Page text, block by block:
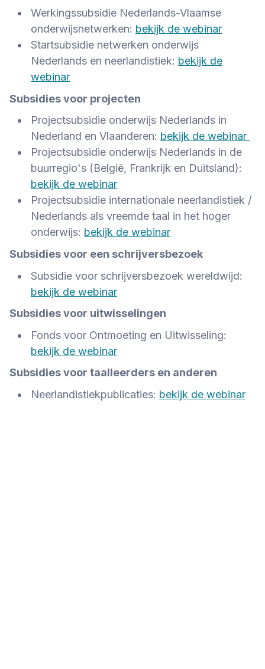
Werkingssubsidie Nederlands-Vlaamse
onderwijsnetwerken: bekijk de webinar
Startsubsidie netwerken onderwijs
Nederlands en neerlandistiek: bekijk de
webinar
Subsidies voor projecten
Projectsubsidie onderwijs Nederlands in
Nederland en Vlaanderen: bekijk de webinar
Projectsubsidie onderwijs Nederlands in de
buurregio's (België, Frankrijk en Duitsland):
bekijk de webinar
Projectsubsidie internationale neerlandistiek /
Nederlands als vreemde taal in het hoger
onderwijs: bekijk de webinar
Subsidies voor een schrijversbezoek
Subsidie voor schrijversbezoek wereldwijd:
bekijk de webinar
Subsidies voor uitwisselingen
Fonds voor Ontmoeting en Uitwisseling:
bekijk de webinar
Subsidies voor taalleerders en anderen
Neerlandistiekpublicaties: bekijk de webinar